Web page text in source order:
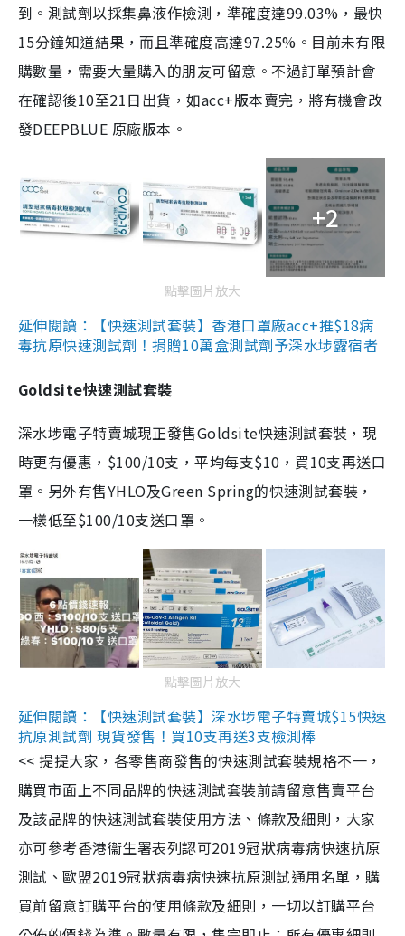
到。測試劑以採集鼻液作檢測，準確度達99.03%，最快
15分鐘知道結果，而且準確度高達97.25%。目前未有限
購數量，需要大量購入的朋友可留意。不過訂單預計會
在確認後10至21日出貨，如acc+版本賣完，將有機會改
發DEEPBLUE 原廠版本。
+2
點擊圖片放大
延伸閱讀：【快速測試套裝】香港口罩廠acc+推$18病
毒抗原快速測試劑！捐贈10萬盒測試劑予深水埗露宿者
Goldsite快速測試套裝
深水埗電子特賣城現正發售Goldsite快速測試套裝，現
時更有優惠，$100/10支，平均每支$10，買10支再送口
罩。另外有售YHLO及Green Spring的快速測試套裝，
一樣低至$100/10支送口罩。
點擊圖片放大
延伸閱讀：【快速測試套裝】深水埗電子特賣城$15快速
抗原測試劑 現貨發售！買10支再送3支檢測棒
<< 提提大家，各零售商發售的快速測試套裝規格不一，
購買市面上不同品牌的快速測試套裝前請留意售賣平台
及該品牌的快速測試套裝使用方法、條款及細則，大家
亦可參考香港衞生署表列認可2019冠狀病毒病快速抗原
測試、歐盟2019冠狀病毒病快速抗原測試通用名單，購
買前留意訂購平台的使用條款及細則，一切以訂購平台